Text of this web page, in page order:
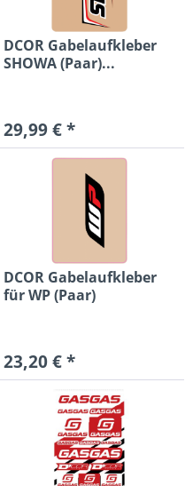
DCOR Gabelaufkleber
SHOWA (Paar)...
29,99 € *
DCOR Gabelaufkleber
für WP (Paar)
23,20 € *